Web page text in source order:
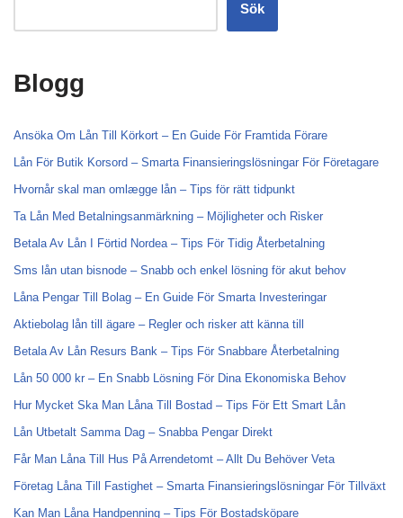
Sök
Blogg
Ansöka Om Lån Till Körkort – En Guide För Framtida Förare
Lån För Butik Korsord – Smarta Finansieringslösningar För Företagare
Hvornår skal man omlægge lån – Tips för rätt tidpunkt
Ta Lån Med Betalningsanmärkning – Möjligheter och Risker
Betala Av Lån I Förtid Nordea – Tips För Tidig Återbetalning
Sms lån utan bisnode – Snabb och enkel lösning för akut behov
Låna Pengar Till Bolag – En Guide För Smarta Investeringar
Aktiebolag lån till ägare – Regler och risker att känna till
Betala Av Lån Resurs Bank – Tips För Snabbare Återbetalning
Lån 50 000 kr – En Snabb Lösning För Dina Ekonomiska Behov
Hur Mycket Ska Man Låna Till Bostad – Tips För Ett Smart Lån
Lån Utbetalt Samma Dag – Snabba Pengar Direkt
Får Man Låna Till Hus På Arrendetomt – Allt Du Behöver Veta
Företag Låna Till Fastighet – Smarta Finansieringslösningar För Tillväxt
Kan Man Låna Handpenning – Tips För Bostadsköpare